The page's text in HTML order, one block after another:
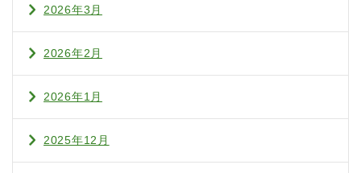
2026年3月
2026年2月
2026年1月
2025年12月